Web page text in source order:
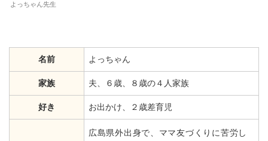
よっちゃん先生
名前 よっちゃん
家族 夫、６歳、８歳の４人家族
好き お出かけ、２歳差育児
広島県外出身で、ママ友づくりに苦労し